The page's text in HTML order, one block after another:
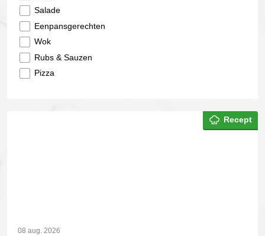
Salade
Eenpansgerechten
Wok
Rubs & Sauzen
Pizza
Recept
08 aug. 2026